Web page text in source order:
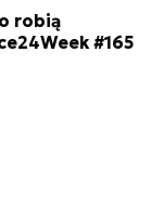
robią
#165